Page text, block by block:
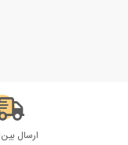
ارسال